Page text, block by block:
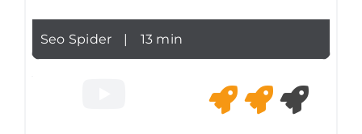
Seo Spider | 13 min